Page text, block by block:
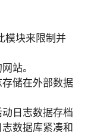
模块来限制并
站。
储在外部数据
日志数据存档
数据库紧凑和